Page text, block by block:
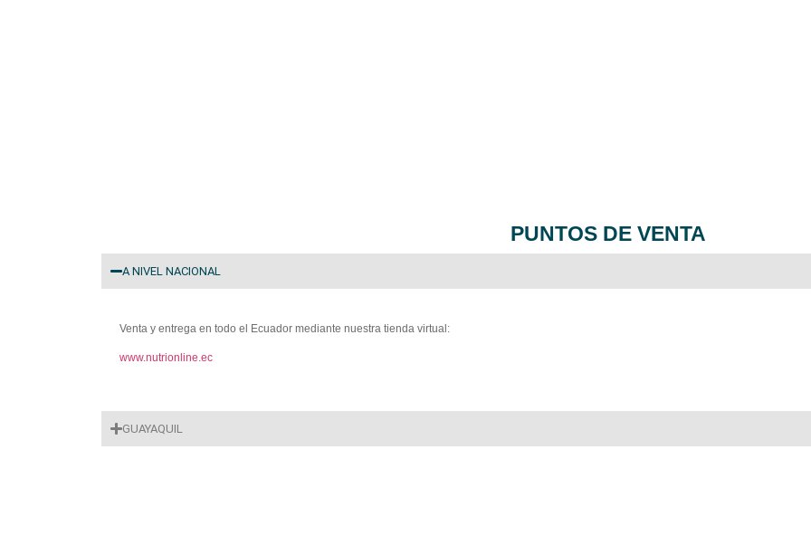
PUNTOS DE VENTA
A NIVEL NACIONAL
Venta y entrega en todo el Ecuador mediante nuestra tienda virtual:
www.nutrionline.ec
GUAYAQUIL